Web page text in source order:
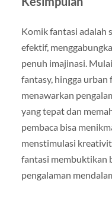
Komik fantasi adalah
efektif,
penuh imajinasi.
fantasy, hingga urban
menawarkan
yang tepat dan
pembaca bisa
menstimulasi
fantasi membuktikan
pengalaman